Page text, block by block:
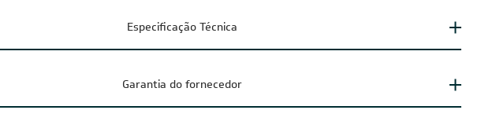
Especificação Técnica
Garantia do fornecedor